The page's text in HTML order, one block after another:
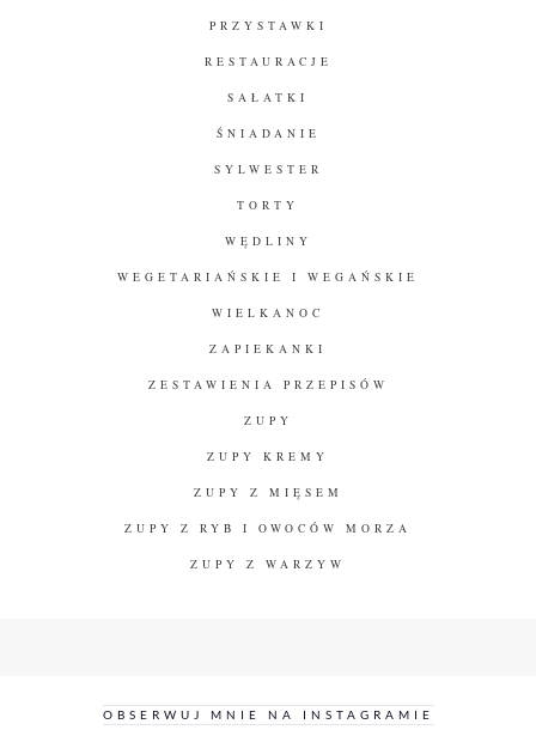
PRZYSTAWKI
RESTAURACJE
SAŁATKI
ŚNIADANIE
SYLWESTER
TORTY
WĘDLINY
WEGETARIAŃSKIE I WEGAŃSKIE
WIELKANOC
ZAPIEKANKI
ZESTAWIENIA PRZEPISÓW
ZUPY
ZUPY KREMY
ZUPY Z MIĘSEM
ZUPY Z RYB I OWOCÓW MORZA
ZUPY Z WARZYW
OBSERWUJ MNIE NA INSTAGRAMIE